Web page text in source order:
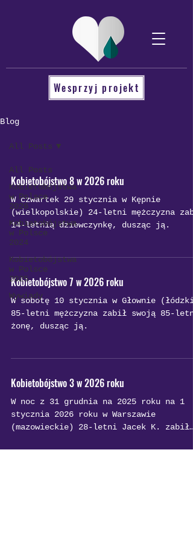
Wesprzyj projekt
Blog
All Posts
Kobietobójstwa
w Polsce
2026
Kobietobójstwa
w Polsce
2024
Kobietobójstwa
w Polsce
2025
Wywiady
All Posts
Kobietobójstwo 8 w 2026 roku
W czwartek 29 stycznia w Kępnie
(wielkopolskie) 24-letni mężczyzna
14-letnią dziewczynkę, dusząc ją.
Kobietobójstwo 7 w 2026 roku
W sobotę 10 stycznia w Głownie
85-letni mężczyzna zabił swoją 85-
żonę, dusząc ją.
Kobietobójstwo 3 w 2026 roku
W noc z 31 grudnia na 2025 roku na 1
stycznia 2026 roku w Warszawie
(mazowieckie) 28-letni Jacek K. zabił
ją. Policję zaalarmowała matka